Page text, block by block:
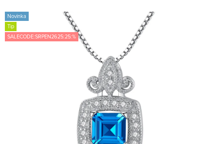
Novinka
Tip
SALECODE:SRPEN2625:25:%